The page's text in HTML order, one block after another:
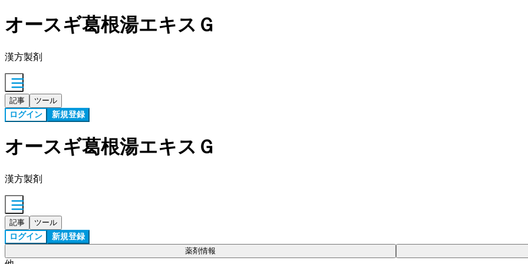
オースギ葛根湯エキスＧ
漢方製剤
記事 ツール
ログイン 新規登録
オースギ葛根湯エキスＧ
漢方製剤
記事 ツール
ログイン 新規登録
薬剤情報